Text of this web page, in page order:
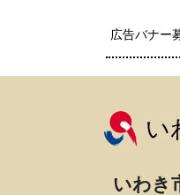
広告バナー
い
いわき